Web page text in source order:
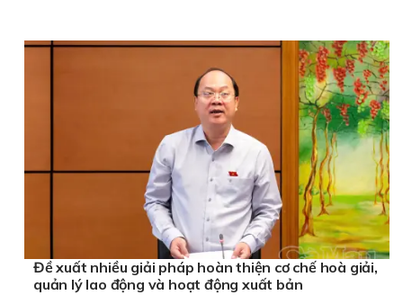
Đề xuất nhiều giải pháp hoàn thiện cơ chế hoà giải,
quản lý lao động và hoạt động xuất bản